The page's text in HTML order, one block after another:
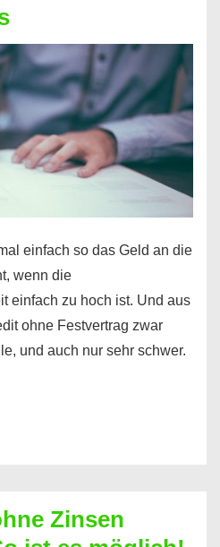
einfach so das Geld an die
wenn die
einfach zu hoch ist. Und aus
ohne Festvertrag zwar
und auch nur sehr schwer.
Zinsen